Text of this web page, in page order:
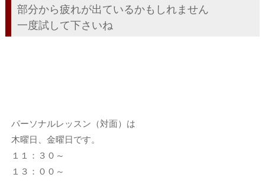
部分から疲れが出ているかもしれません
一度試して下さいね
パーソナルレッスン（対面）は
木曜日、金曜日です。
１１：３０～
１３：００～